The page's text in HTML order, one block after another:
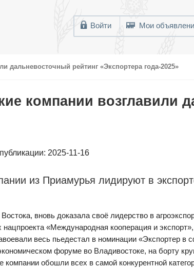
Войти Мои
дальневосточный рейтинг «Экспортера года-2025»
компании возглавили
2025-11-16
из Приамурья лидируют в
вновь доказала своё лидерство в
«Международная кооперация и
весь пьедестал в номинации «Экспортер в
форуме во Владивостоке, на борту
обошли всех в самой конкурентной